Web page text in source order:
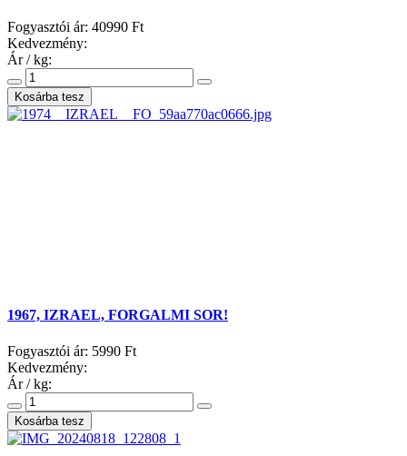
Fogyasztói ár: 40990 Ft
Kedvezmény:
Ár / kg:
1967, IZRAEL, FORGALMI SOR!
Fogyasztói ár: 5990 Ft
Kedvezmény:
Ár / kg: